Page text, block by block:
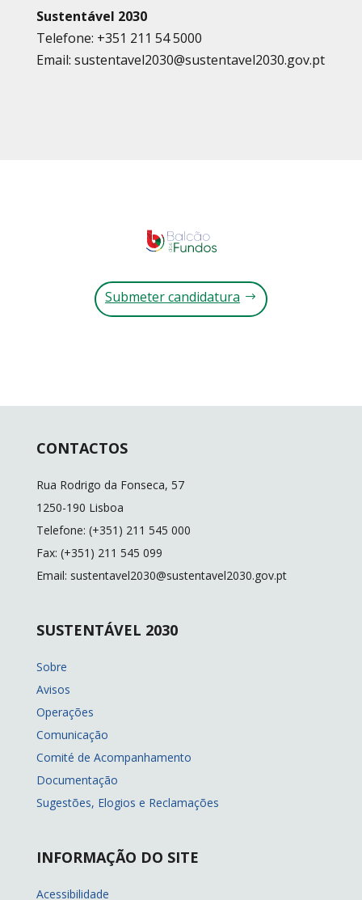
Sustentável 2030
Telefone: +351 211 54 5000
Email: sustentavel2030@sustentavel2030.gov.pt
Submeter candidatura
CONTACTOS
Rua Rodrigo da Fonseca, 57
1250-190 Lisboa
Telefone: (+351) 211 545 000
Fax: (+351) 211 545 099
Email: sustentavel2030@sustentavel2030.gov.pt
SUSTENTÁVEL 2030
Sobre
Avisos
Operações
Comunicação
Comité de Acompanhamento
Documentação
Sugestões, Elogios e Reclamações
INFORMAÇÃO DO SITE
Acessibilidade